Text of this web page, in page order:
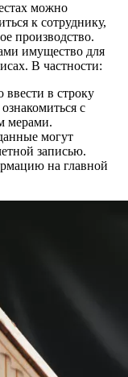
можно
к сотруднику,
производство.
имущество для
В частности:
в строку
с
мерами.
могут
записью.
на главной